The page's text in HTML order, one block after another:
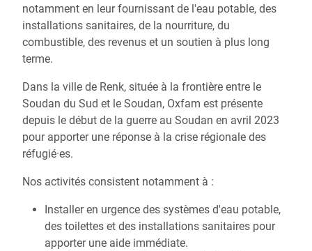
notamment en leur fournissant de l'eau potable, des
installations sanitaires, de la nourriture, du
combustible, des revenus et un soutien à plus long
terme.
Dans la ville de Renk, située à la frontière entre le
Soudan du Sud et le Soudan, Oxfam est présente
depuis le début de la guerre au Soudan en avril 2023
pour apporter une réponse à la crise régionale des
réfugié·es.
Nos activités consistent notamment à :
Installer en urgence des systèmes d'eau potable,
des toilettes et des installations sanitaires pour
apporter une aide immédiate.